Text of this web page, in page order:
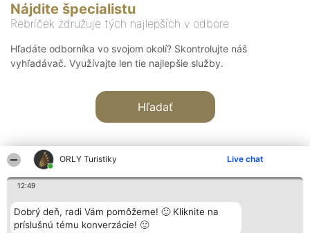
ORLY Turistiky Live chat
12:49
Dobrý deň, radi Vám pomôžeme! 🙂 Kliknite na
príslušnú tému konverzácie! 🙂
Nájdite špecialistu
Rebríček združuje tých najlepších v odbore
Hľadáte odborníka vo svojom okolí? Skontrolujte náš
vyhľadávač. Využívajte len tie najlepšie služby.
Hľadať
Organizátor hodnotenia
Bright Side Solutions sp. z o.
o. sp. k.
Hodnotenie
Laureáti
Lista
Kontakt
Kontakt